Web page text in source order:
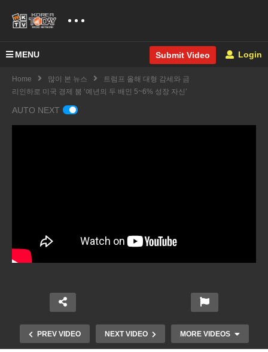
MENU Submit Video Login
Home 많이 본 뉴스
트럼프 올해 대형 감세와 금
리인하로 미국 경제 붐 ‘예년의 두 배인 5~6% 성장 자신’
AUTO NEXT
PREV VIDEO NEXT VIDEO MORE VIDEOS